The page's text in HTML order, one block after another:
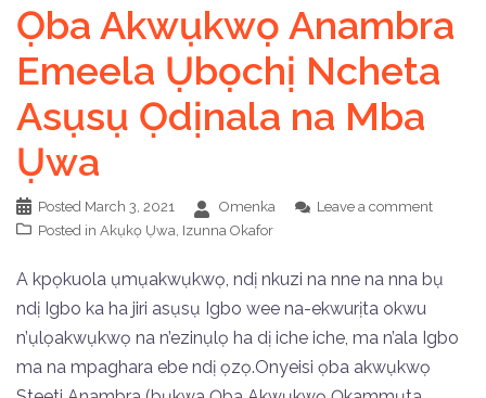
Ọba Akwụkwọ Anambra
Emeela Ụbọchị Ncheta
Asụsụ Ọdịnala na Mba
Ụwa
Posted March 3, 2021 Omenka
Leave a comment
Posted in Akụkọ Ụwa Izunna Okafor
A kpọkuola ụmụakwụkwọ, ndị nkuzi na nne na nna bụ
ndị Igbo ka ha jiri asụsụ Igbo wee na-ekwurịta okwu
n’ụlọakwụkwọ na n’ezinụlọ ha dị iche iche, ma n’ala Igbo
ma na mpaghara ebe ndị ọzọ.Onyeisi ọba akwụkwọ